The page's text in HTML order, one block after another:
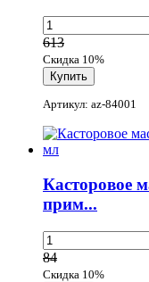
613
Скидка 10%
Артикул: az-84001
Касторовое
прим...
84
Скидка 10%